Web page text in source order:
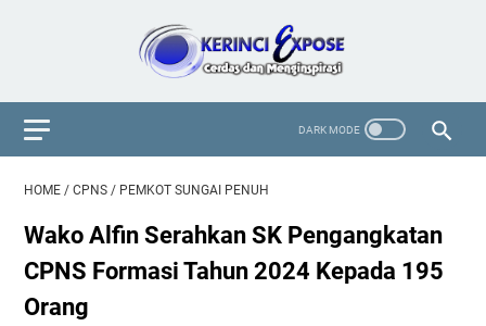
HOME / CPNS / PEMKOT SUNGAI PENUH
Wako Alfin Serahkan SK Pengangkatan
CPNS Formasi Tahun 2024 Kepada 195
Orang